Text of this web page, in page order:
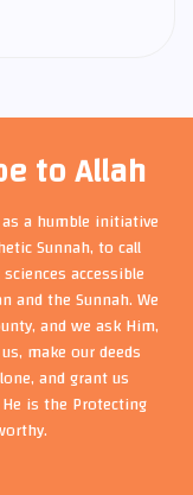
to Allah
a humble initiative
Sunnah, to call
accessible
and the Sunnah. We
and we ask Him,
make our deeds
and grant us
is the Protecting